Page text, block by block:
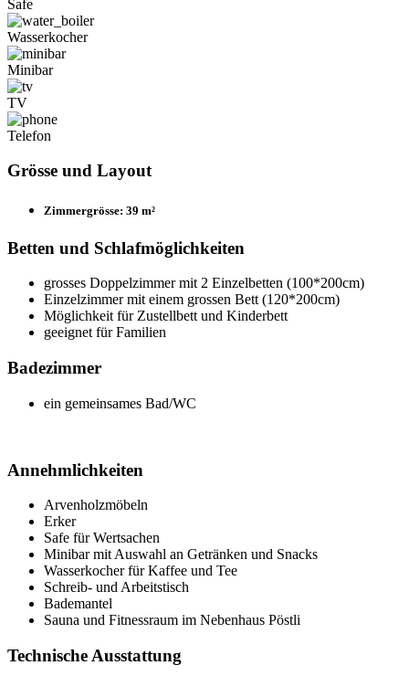
Safe
Wasserkocher
Minibar
TV
Telefon
Grösse und Layout
Zimmergrösse: 39 m²
Betten und Schlafmöglichkeiten
grosses Doppelzimmer mit 2 Einzelbetten (100*200cm)
Einzelzimmer mit einem grossen Bett (120*200cm)
Möglichkeit für Zustellbett und Kinderbett
geeignet für Familien
Badezimmer
ein gemeinsames Bad/WC
Annehmlichkeiten
Arvenholzmöbeln
Erker
Safe für Wertsachen
Minibar mit Auswahl an Getränken und Snacks
Wasserkocher für Kaffee und Tee
Schreib- und Arbeitstisch
Bademantel
Sauna und Fitnessraum im Nebenhaus Pöstli
Technische Ausstattung